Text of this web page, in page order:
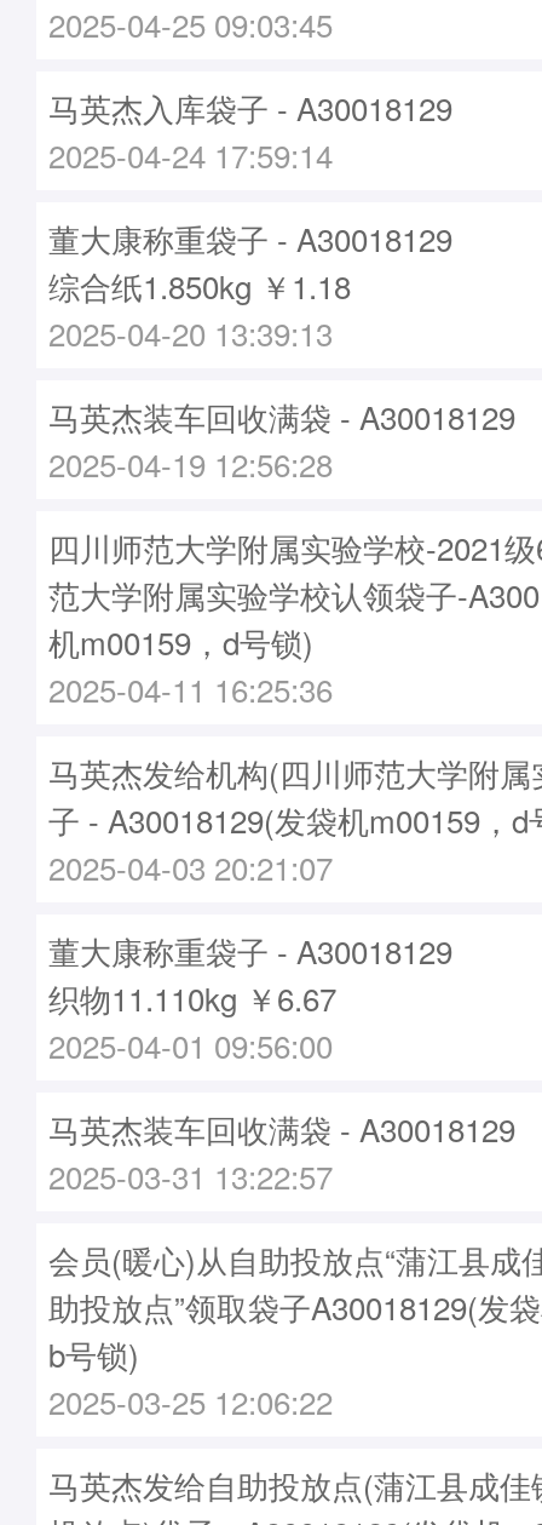
2025-04-25 09:03:45
马英杰入库袋子 - A30018129
2025-04-24 17:59:14
董大康称重袋子 - A30018129
综合纸1.850kg ￥1.18
2025-04-20 13:39:13
马英杰装车回收满袋 - A30018129
2025-04-19 12:56:28
四川师范大学附属实验学校-2021
范大学附属实验学校认领袋子-
机m00159，d号锁)
2025-04-11 16:25:36
马英杰发给机构(四川师范大学附
子 - A30018129(发袋机m00159，d
2025-04-03 20:21:07
董大康称重袋子 - A30018129
织物11.110kg ￥6.67
2025-04-01 09:56:00
马英杰装车回收满袋 - A30018129
2025-03-31 13:22:57
会员(暖心)从自助投放点“蒲江县成
助投放点”领取袋子A30018129(发
b号锁)
2025-03-25 12:06:22
马英杰发给自助投放点(蒲江县成